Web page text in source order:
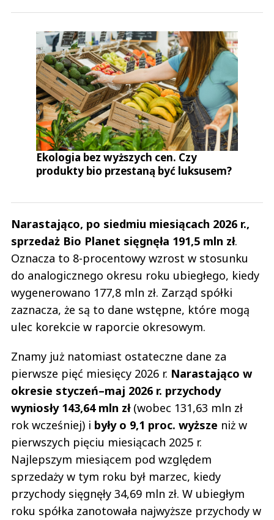
Ekologia bez wyższych cen. Czy
produkty bio przestaną być luksusem?
Narastająco, po siedmiu miesiącach 2026 r.,
sprzedaż Bio Planet sięgnęła 191,5 mln zł.
Oznacza to 8-procentowy wzrost w stosunku
do analogicznego okresu roku ubiegłego, kiedy
wygenerowano 177,8 mln zł. Zarząd spółki
zaznacza, że są to dane wstępne, które mogą
ulec korekcie w raporcie okresowym.
Znamy już natomiast ostateczne dane za
pierwsze pięć miesięcy 2026 r. Narastająco w
okresie styczeń–maj 2026 r. przychody
wyniosły 143,64 mln zł (wobec 131,63 mln zł
rok wcześniej) i były o 9,1 proc. wyższe niż w
pierwszych pięciu miesiącach 2025 r.
Najlepszym miesiącem pod względem
sprzedaży w tym roku był marzec, kiedy
przychody sięgnęły 34,69 mln zł. W ubiegłym
roku spółka zanotowała najwyższe przychody w